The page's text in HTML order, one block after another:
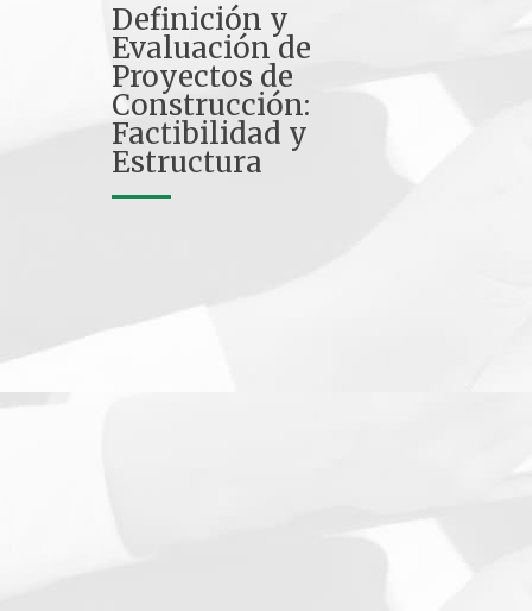
Definición y
Evaluación de
Proyectos de
Construcción:
Factibilidad y
Estructura